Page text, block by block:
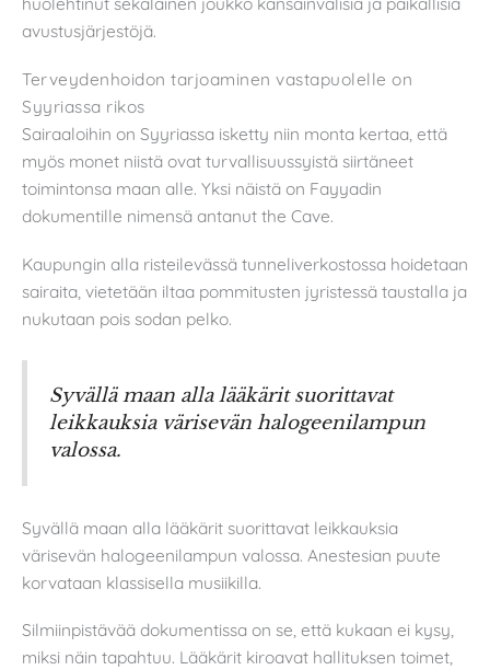
avustusjärjestöjä.
Terveydenhoidon tarjoaminen vastapuolelle on
Syyriassa rikos
Sairaaloihin on Syyriassa isketty niin monta kertaa, että
myös monet niistä ovat turvallisuussyistä siirtäneet
toimintonsa maan alle. Yksi näistä on Fayyadin
dokumentille nimensä antanut the Cave.
Kaupungin alla risteilevässä tunneliverkostossa hoidetaan
sairaita, vietetään iltaa pommitusten jyristessä taustalla ja
nukutaan pois sodan pelko.
Syvällä maan alla lääkärit suorittavat
leikkauksia värisevän halogeenilampun
valossa.
Syvällä maan alla lääkärit suorittavat leikkauksia
värisevän halogeenilampun valossa. Anestesian puute
korvataan klassisella musiikilla.
Silmiinpistävää dokumentissa on se, että kukaan ei kysy,
miksi näin tapahtuu. Lääkärit kiroavat hallituksen toimet,